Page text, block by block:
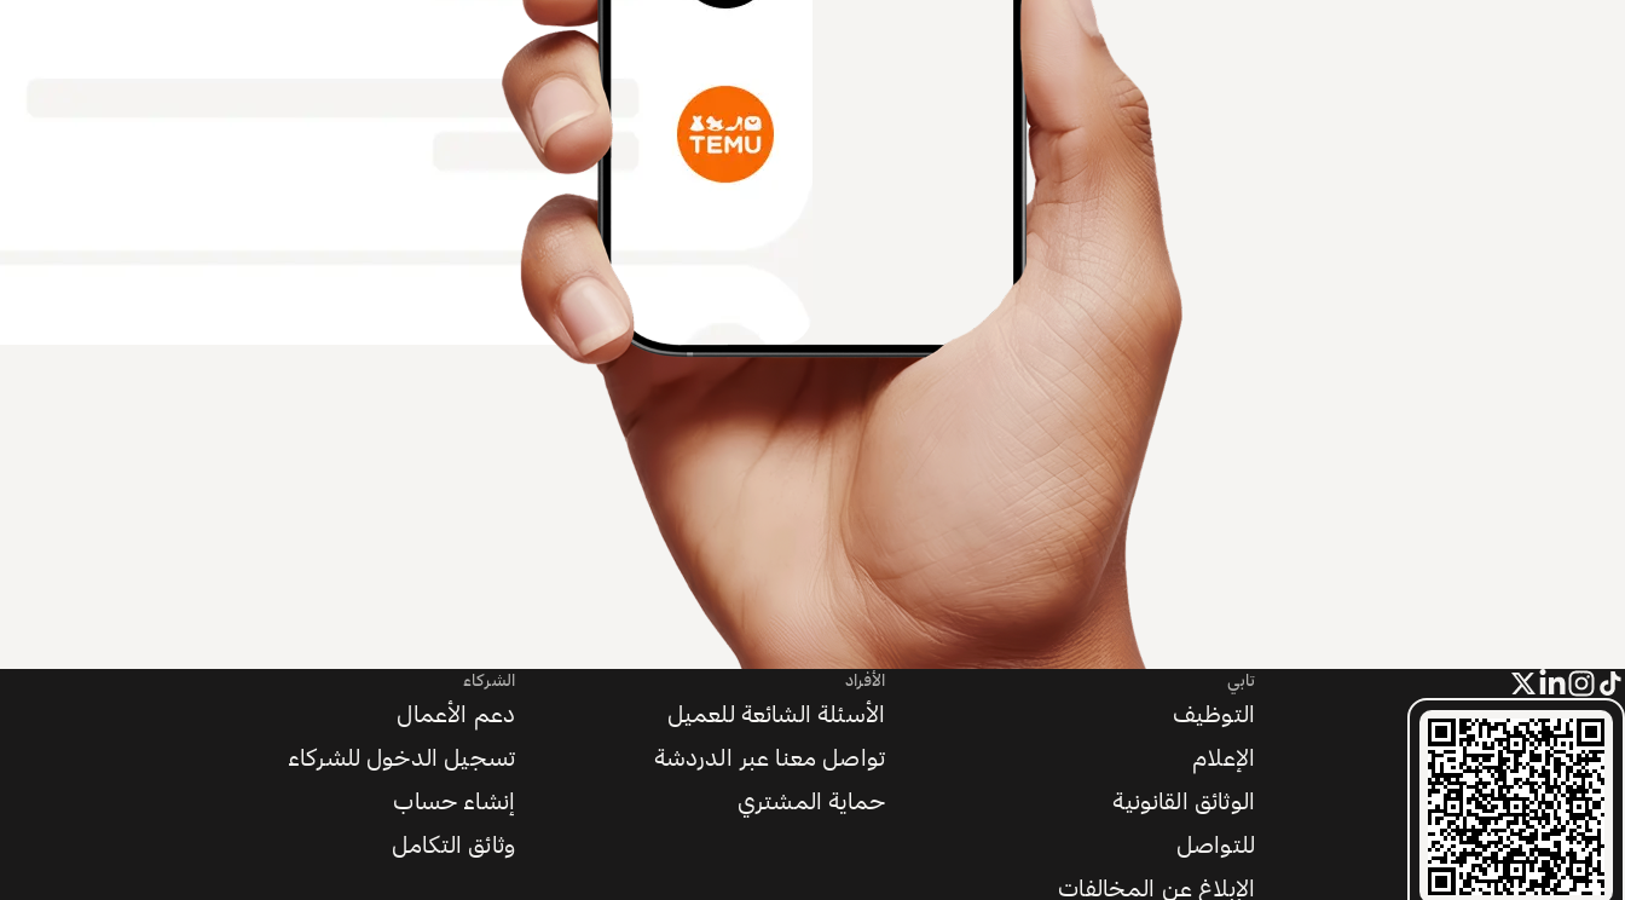
تابي
التوظيف
الإعلام
الوثائق القانونية
للتواصل
الإبلاغ عن المخالفات
الأفراد
الأسئلة الشائعة للعميل
تواصل معنا عبر الدردشة
حماية المشتري
الشركاء
دعم الأعمال
تسجيل الدخول للشركاء
إنشاء حساب
وثائق التكامل